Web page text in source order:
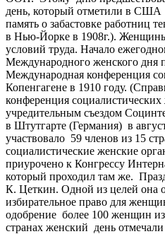
день, который отметили в США
память о забастовке работниц
в Нью-Йорке в 1908г.).
условий труда. Начало
Международного женского дня
Международная конференция
Копенгагене в 1910 году.
конференция
учредительным съездом
в Штутгарте (Германия) в
участвовало 59 членов из 15
социалистические женские
приурочено к Конгрессу
который проходил там же.
К. Цеткин. Одной из целей она
избирательное право для
одобрение более 100 женщин
странах женский день